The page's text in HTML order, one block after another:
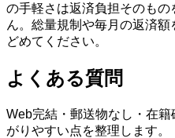
の手軽さは返済負担そのも
ん。総量規制や毎月の返済
どめてください。
よくある質問
Web完結・郵送物なし・在
がりやすい点を整理します。